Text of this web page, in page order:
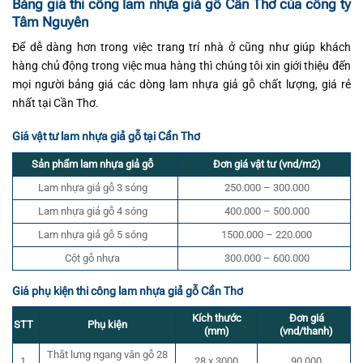
Bảng giá thi công lam nhựa giả gỗ Cần Thơ của công ty
Tâm Nguyên
Để dễ dàng hơn trong việc trang trí nhà ở cũng như giúp khách
hàng chủ động trong việc mua hàng thì chúng tôi xin giới thiệu đến
mọi người bảng giá các dòng lam nhựa giả gỗ chất lượng, giá rẻ
nhất tại Cần Thơ.
Giá vật tư lam nhựa giả gỗ tại Cần Thơ
Sản phẩm lam nhựa giả gỗ
Đơn giá vật tư (vnd/m2)
Lam nhựa giả gỗ 3 sóng
250.000 – 300.000
Lam nhựa giả gỗ 4 sóng
400.000 – 500.000
Lam nhựa giả gỗ 5 sóng
1500.000 – 220.000
Cột gỗ nhựa
300.000 – 600.000
Giá phụ kiện thi công lam nhựa giả gỗ Cần Thơ
STT Phụ kiện
Kích thước
(mm)
Đơn giá
(vnd/thanh)
Thắt lưng ngang vân gỗ 28